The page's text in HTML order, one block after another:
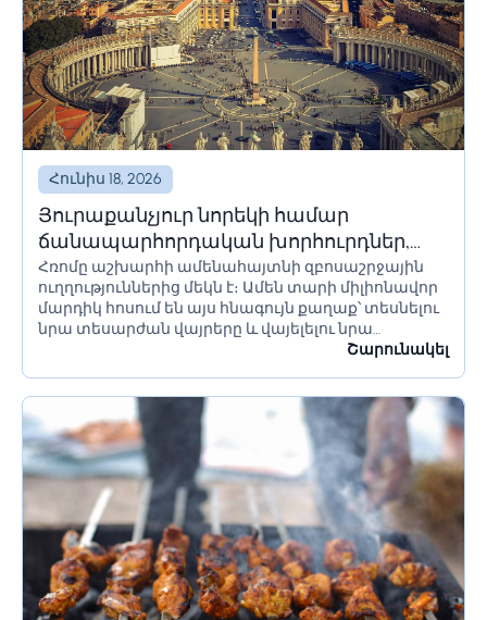
Հունիս 18, 2026
Յուրաքանչյուր նորեկի համար
ճանապարհորդական խորհուրդներ,
որոնք պետք է իմանա Հռոմ գնալուց
առաջ
Հռոմը աշխարհի ամենահայտնի զբոսաշրջային
ուղղություններից մեկն է։ Ամեն տարի միլիոնավոր
մարդիկ հոսում են այս հնագույն քաղաք՝ տեսնելու
նրա տեսարժան վայրերը և վայելելու նրա
մշակույթը։ Եթե մոտ ժամանակներս պլանավորում
Շարունակել